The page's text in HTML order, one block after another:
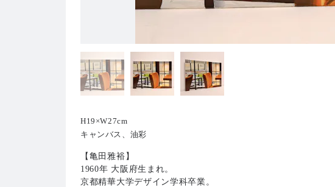
H19×W27cm
キャンバス、油彩
【亀田雅裕】
1960年 大阪府生まれ。
京都精華大学デザイン学科卒業。